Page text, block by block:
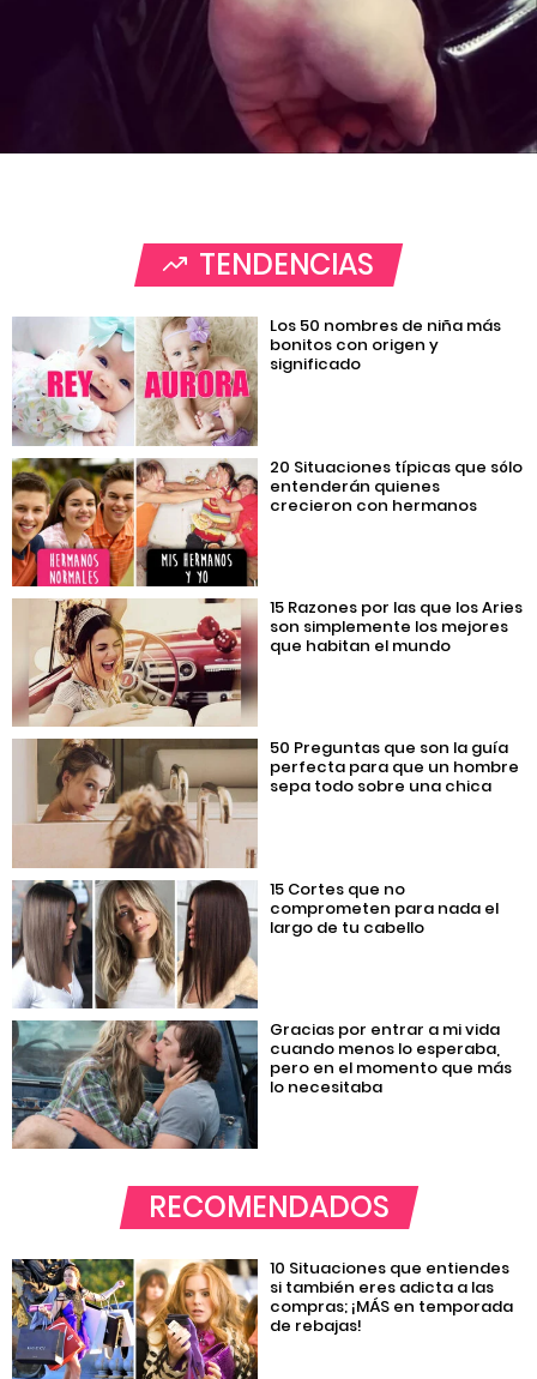
TENDENCIAS
Los 50 nombres de niña más
bonitos con origen y
significado
20 Situaciones típicas que sólo
entenderán quienes
crecieron con hermanos
15 Razones por las que los Aries
son simplemente los mejores
que habitan el mundo
50 Preguntas que son la guía
perfecta para que un hombre
sepa todo sobre una chica
15 Cortes que no
comprometen para nada el
largo de tu cabello
Gracias por entrar a mi vida
cuando menos lo esperaba,
pero en el momento que más
lo necesitaba
RECOMENDADOS
10 Situaciones que entiendes
si también eres adicta a las
compras; ¡MÁS en temporada
de rebajas!